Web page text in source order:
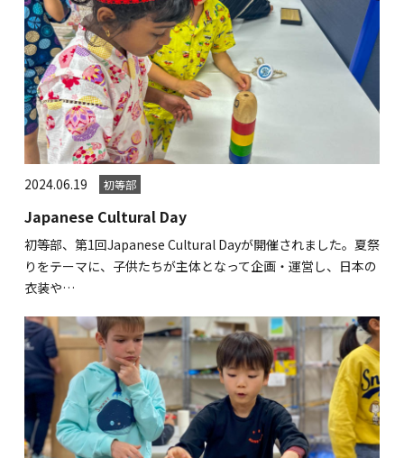
TEL(JP): 045-211-4427
TEL(EN): 045-211-4690
馬車道校
TEL(JP): 045-222-6467
TEL(EN): 045-228-9397
2024.06.19 初等部
Japanese Cultural Day
初等部、第1回Japanese Cultural Dayが開催されました。夏祭
りをテーマに、子供たちが主体となって企画・運営し、日本の
衣装や…